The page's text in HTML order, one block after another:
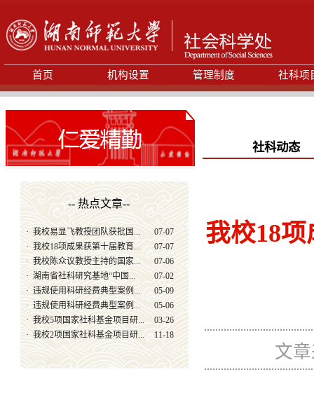
首页 机构设置 管理制度 社科项
-- 热点文章--
· 我校易显飞教授团队获批国...
07-07
· 我校18项成果获第十届教育...
07-07
· 我校陈众议教授主持的国家...
07-06
· 湖南省社科研究基地“中国...
07-02
· 违规使用科研经费典型案例...
05-09
· 违规使用科研经费典型案例...
05-06
· 我校5项国家社科基金项目研...
03-26
· 我校2项国家社科基金项目研... 11-18
社科动态
我校18
文